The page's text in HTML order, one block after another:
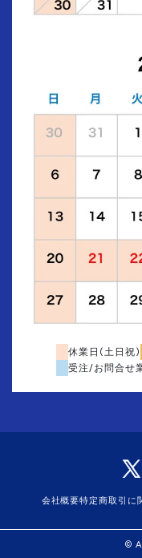
休業日(土日祝)
受注/お問合せ
会社概要特定商取引に
©